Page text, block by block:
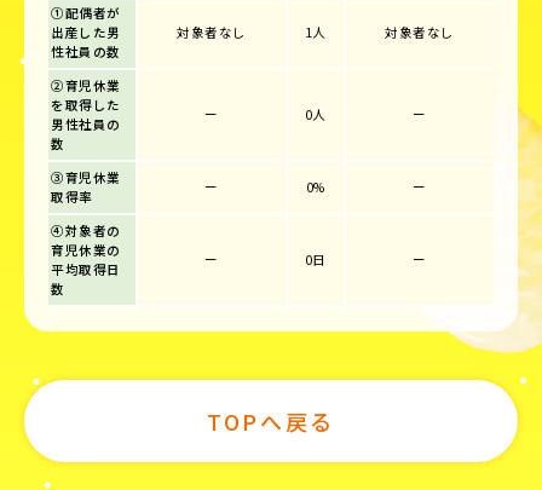
①配偶者が
出産した男
性社員の数
対象者なし 1人 対象者なし
②育児休業
を取得した
男性社員の
数
ー 0人 ー
③育児休業
取得率
ー 0% ー
④対象者の
育児休業の
平均取得日
数
ー 0日 ー
TOPへ戻る